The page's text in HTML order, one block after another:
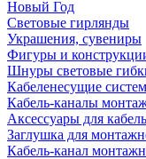
Новый Год
Световые гирлянды
Украшения, сувениры
Фигуры и
Шнуры световые
Кабеленесущие
Кабель-каналы
Аксессуары для
Заглушка для
Кабель-канал